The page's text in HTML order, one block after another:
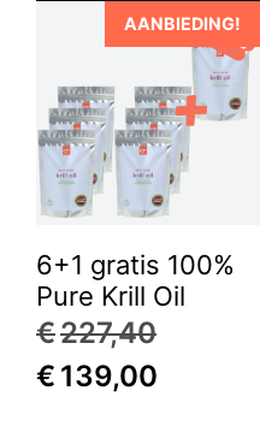
AANBIEDING!
6+1 gratis 100%
Pure Krill Oil
€227,40
was:
€ 139,00
prijs